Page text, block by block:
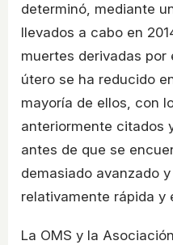
determinó, mediante
llevados a cabo en
muertes derivadas
útero se ha reducido
mayoría de ellos, con
anteriormente citados
antes de que se
demasiado avanzado
relativamente rápida y
La OMS y la